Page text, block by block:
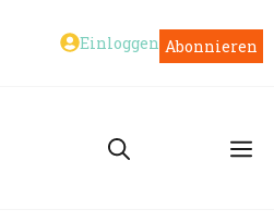
Einloggen Abonnieren